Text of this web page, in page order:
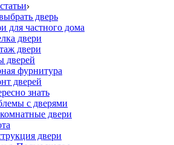
дверь
для частного дома
двери
двери
дверей
фурнитура
дверей
знать
с дверями
двери
двери